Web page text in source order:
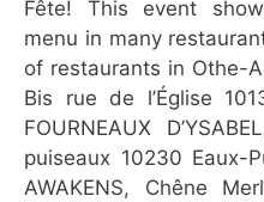
Fête! This event
menu in many
of restaurants in Othe-
Bis rue de l’Église
FOURNEAUX
puiseaux 10230 Eaux-
AWAKENS, Chêne